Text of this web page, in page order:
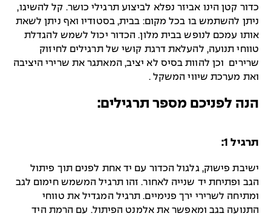
כדור קטן הינו אביזר נפלא לביצוע תרגילי כושר. קל להשיגו,
ניתן להשתמש בו בכל מקום: בבית, בסטודיו ואף ניתן לשאת
אותו עמכם לנופש בבית מלון. הכדור יכול לשמש להגדלת
טווחי תנועה, להעלאת דרגת קושי של תרגילים לחיזוק
שרירים וכן להוות בסיס לא יציב, המאתגר את שרירי היציבה
ואת מערכת שיווי המשקל .
הנה לפניכם מספר תרגילים:
תרגיל 1:
ישיבת פישוק, גלגול הכדור עם יד אחת לפנים תוך פיתול
הגב ופתיחת יד שנייה לאחור. זהו תרגיל המשמש חימום לגב
ומתיחה לשרירי ירך פנימיים. תרגיל המגדיל את טווחי
התנועה בגב ומאפשר את אלמנט הפיתול. עם הרמת היד